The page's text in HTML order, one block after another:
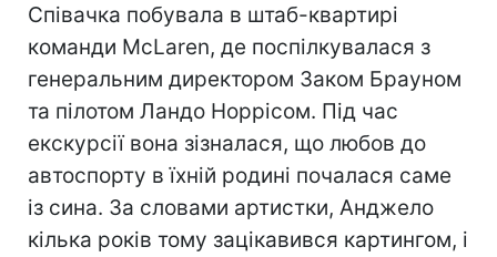
Співачка побувала в штаб-квартирі
команди McLaren, де поспілкувалася з
генеральним директором Заком Брауном
та пілотом Ландо Норрісом. Під час
екскурсії вона зізналася, що любов до
автоспорту в їхній родині почалася саме
із сина. За словами артистки, Анджело
кілька років тому зацікавився картингом, і